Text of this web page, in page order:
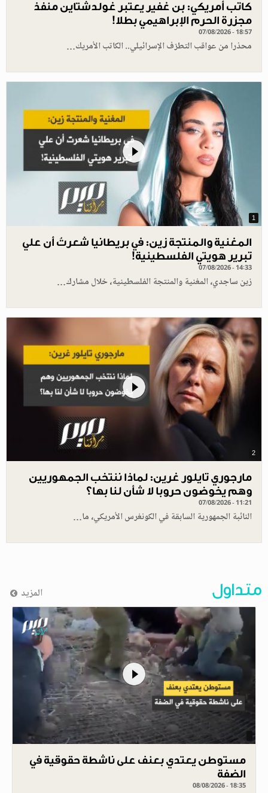
كاتب أمريكي: بن غفير يعتبر غولدشتاين منفذ
مجزرة الحرم الإبراهيمي بطلا!
07/08/2026 - 18:57
محذرا من عواقب التطرّف الإسرائيلي.. الكاتب الأمريك…
1
المغنية والمنتجة زين: في بريطانيا شعرتُ أن علي
تبرير هويتي الفلسطينية!
07/08/2026 - 14:33
زين ساجدي، المغنية والمنتجة الفلسطينية، خلال مشارك…
2
مارجوري تايلور غرين: لماذا ننتخب الجمهوريين
وهم يخوضون حروبا لا شأن لنا بها؟
07/08/2026 - 11:21
النائبة الجمهورية السابقة في الكونغرس الأمريكي، ما…
متداول المزيد
مستوطن يعتدي بعنف على ناشطة حقوقية في
الضفة
08/08/2026 - 18:35